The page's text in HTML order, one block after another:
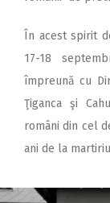
2010
2009
În acest spirit
17-18
împreună cu
Ţiganca şi
români din cel
ani de la